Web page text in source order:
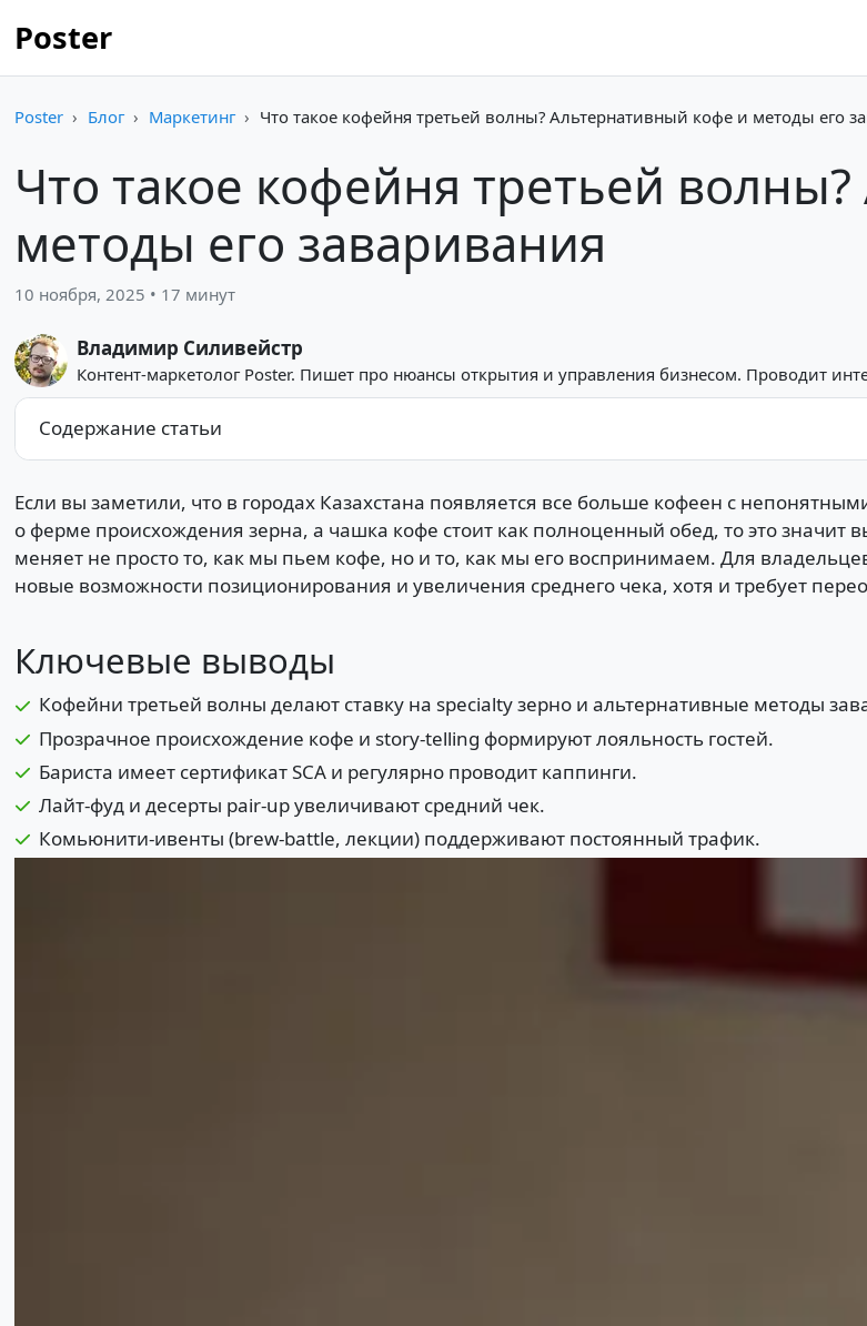
Poster
Poster Блог Маркетинг Что такое кофейня третьей волны? Альтернативный кофе и методы его
Что такое кофейня третьей
методы его заваривания
10 ноября, 2025 • 17 минут
Владимир Силивейстр
Контент-маркетолог Poster. Пишет про нюансы открытия и управления бизнесом. Проводит
Содержание статьи
Если вы заметили, что в городах Казахстана появляется все больше кофеен с
о ферме происхождения зерна, а чашка кофе стоит как полноценный обед, то это
меняет не просто то, как мы пьем кофе, но и то, как мы его воспринимаем. Для
новые возможности позиционирования и увеличения среднего чека, хотя и требует
Ключевые выводы
Кофейни третьей волны делают ставку на specialty зерно и альтернативные методы
Прозрачное происхождение кофе и story-telling формируют лояльность гостей.
Бариста имеет сертификат SCA и регулярно проводит каппинги.
Лайт-фуд и десерты pair-up увеличивают средний чек.
Комьюнити-ивенты (brew-battle, лекции) поддерживают постоянный трафик.